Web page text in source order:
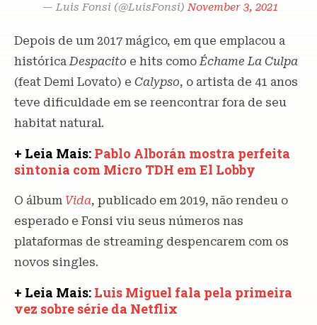
— Luis Fonsi (@LuisFonsi)November 3, 2021
Depois de um 2017 mágico, em que emplacou a
históricaDespacito e hits comoÉchame La Culpa
(feat Demi Lovato) e Calypso, o artista de 41 anos
teve dificuldade em se reencontrar fora de seu
habitat natural.
+ Leia Mais: Pablo Alborán mostra perfeita
sintonia com Micro TDH em El Lobby
O álbum Vida, publicado em 2019, não rendeu o
esperado e Fonsi viu seus números nas
plataformas de streaming despencarem com os
novos singles.
+ Leia Mais: Luis Miguel fala pela primeira
vez sobre série da Netflix